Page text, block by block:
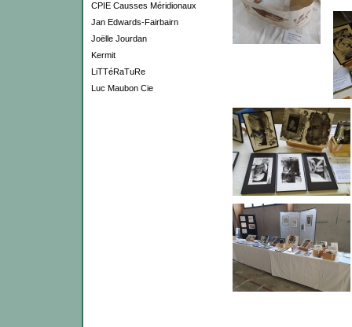
CPIE Causses Méridionaux
Jan Edwards-Fairbairn
Joëlle Jourdan
Kermit
LiTTéRaTuRe
Luc Maubon Cie